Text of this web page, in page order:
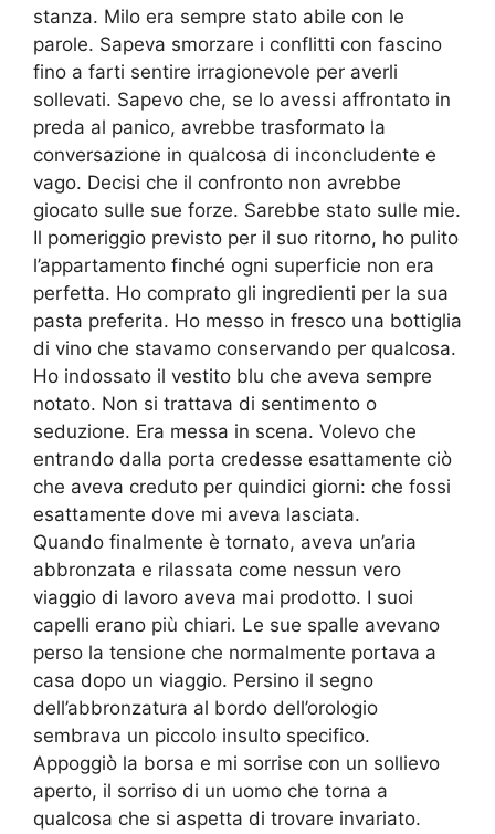
stanza. Milo era sempre stato abile con le
parole. Sapeva smorzare i conflitti con fascino
fino a farti sentire irragionevole per averli
sollevati. Sapevo che, se lo avessi affrontato in
preda al panico, avrebbe trasformato la
conversazione in qualcosa di inconcludente e
vago. Decisi che il confronto non avrebbe
giocato sulle sue forze. Sarebbe stato sulle mie.
Il pomeriggio previsto per il suo ritorno, ho pulito
l’appartamento finché ogni superficie non era
perfetta. Ho comprato gli ingredienti per la sua
pasta preferita. Ho messo in fresco una bottiglia
di vino che stavamo conservando per qualcosa.
Ho indossato il vestito blu che aveva sempre
notato. Non si trattava di sentimento o
seduzione. Era messa in scena. Volevo che
entrando dalla porta credesse esattamente ciò
che aveva creduto per quindici giorni: che fossi
esattamente dove mi aveva lasciata.
Quando finalmente è tornato, aveva un’aria
abbronzata e rilassata come nessun vero
viaggio di lavoro aveva mai prodotto. I suoi
capelli erano più chiari. Le sue spalle avevano
perso la tensione che normalmente portava a
casa dopo un viaggio. Persino il segno
dell’abbronzatura al bordo dell’orologio
sembrava un piccolo insulto specifico.
Appoggiò la borsa e mi sorrise con un sollievo
aperto, il sorriso di un uomo che torna a
qualcosa che si aspetta di trovare invariato.